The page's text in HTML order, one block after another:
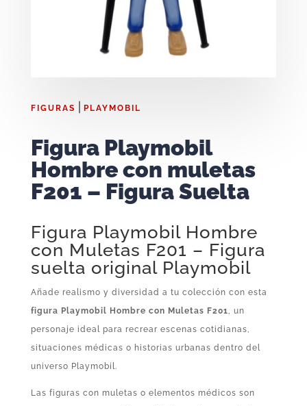
FIGURAS PLAYMOBIL
Figura Playmobil
Hombre con muletas
F201 – Figura Suelta
Figura Playmobil Hombre
con Muletas F201 – Figura
suelta original Playmobil
Añade realismo y diversidad a tu colección con esta
figura Playmobil Hombre con Muletas F201, un
personaje ideal para recrear escenas cotidianas,
situaciones médicas o historias urbanas dentro del
universo Playmobil.
Las figuras con muletas o elementos médicos son